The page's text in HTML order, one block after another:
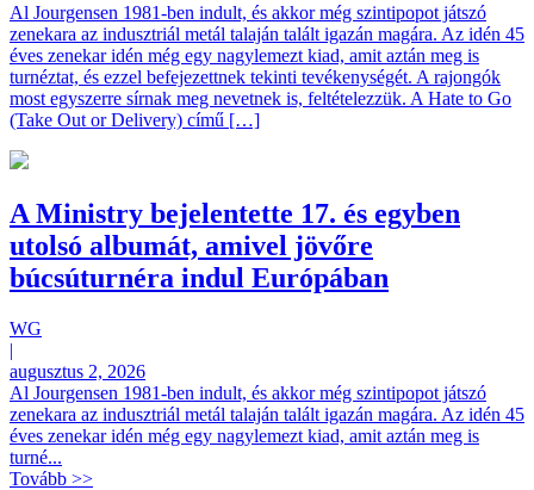
Al Jourgensen 1981-ben indult, és akkor még szintipopot játszó
zenekara az indusztriál metál talaján talált igazán magára. Az idén 45
éves zenekar idén még egy nagylemezt kiad, amit aztán meg is
turnéztat, és ezzel befejezettnek tekinti tevékenységét. A rajongók
most egyszerre sírnak meg nevetnek is, feltételezzük. A Hate to Go
(Take Out or Delivery) című […]
A Ministry bejelentette 17. és egyben
utolsó albumát, amivel jövőre
búcsúturnéra indul Európában
WG
|
augusztus 2, 2026
Al Jourgensen 1981-ben indult, és akkor még szintipopot játszó
zenekara az indusztriál metál talaján talált igazán magára. Az idén 45
éves zenekar idén még egy nagylemezt kiad, amit aztán meg is
turné...
Tovább >>